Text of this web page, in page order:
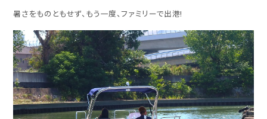
暑さをものともせず、もう一度、ファミリーで出港!